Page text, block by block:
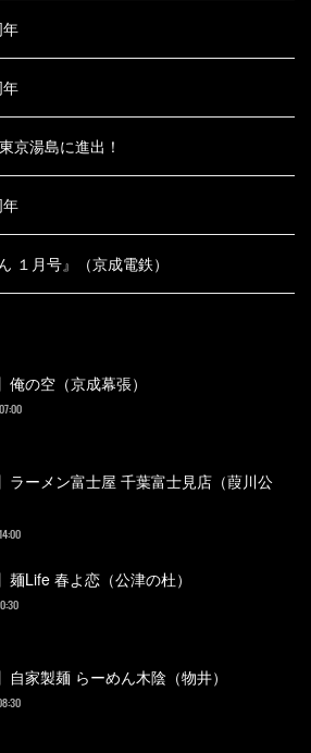
京湯島に進出！
１月号』（京成電鉄）
俺の空（京成幕張）
ラーメン富士屋 千葉富士見店（葭川公
麺Life 春よ恋（公津の杜）
自家製麺 らーめん木陰（物井）